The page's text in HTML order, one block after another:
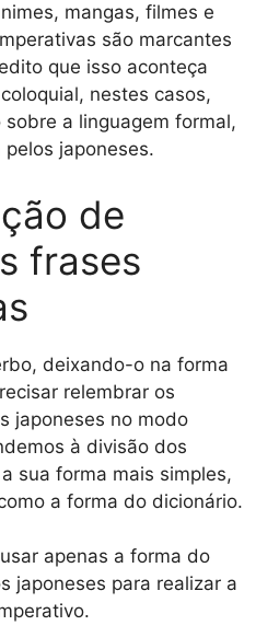
mangas, filmes e
são marcantes
que isso aconteça
nestes casos,
a linguagem formal,
japoneses.
de
frases
deixando-o na forma
relembrar os
japoneses no modo
à divisão dos
sua forma mais simples,
a forma do dicionário.
apenas a forma do
japoneses para realizar a